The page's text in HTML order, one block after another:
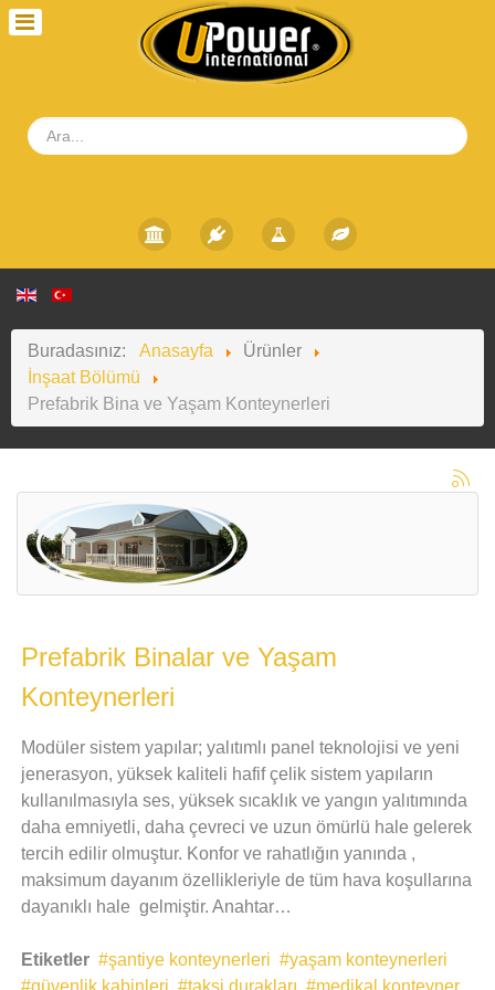
Buradasınız: Anasayfa
Ürünler
İnşaat Bölümü
Prefabrik Bina ve Yaşam Konteynerleri
Prefabrik Binalar ve Yaşam
Konteynerleri
Modüler sistem yapılar; yalıtımlı panel teknolojisi ve yeni
jenerasyon, yüksek kaliteli hafif çelik sistem yapıların
kullanılmasıyla ses, yüksek sıcaklık ve yangın yalıtımında
daha emniyetli, daha çevreci ve uzun ömürlü hale gelerek
tercih edilir olmuştur. Konfor ve rahatlığın yanında ,
maksimum dayanım özellikleriyle de tüm hava koşullarına
dayanıklı hale gelmiştir. Anahtar…
Etiketler şantiye konteynerleri
yaşam konteynerleri